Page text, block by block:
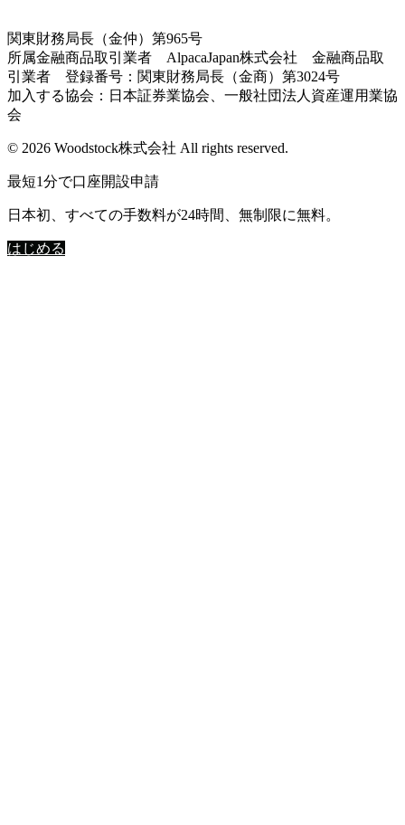
関東財務局長（金仲）第965号
所属金融商品取引業者 AlpacaJapan株式会社 金融商品取
引業者 登録番号：関東財務局長（金商）第3024号
加入する協会：日本証券業協会、一般社団法人資産運用業協
会
© 2026 Woodstock株式会社 All rights reserved.
最短1分で口座開設申請
日本初、すべての手数料が24時間、無制限に無料。
はじめる